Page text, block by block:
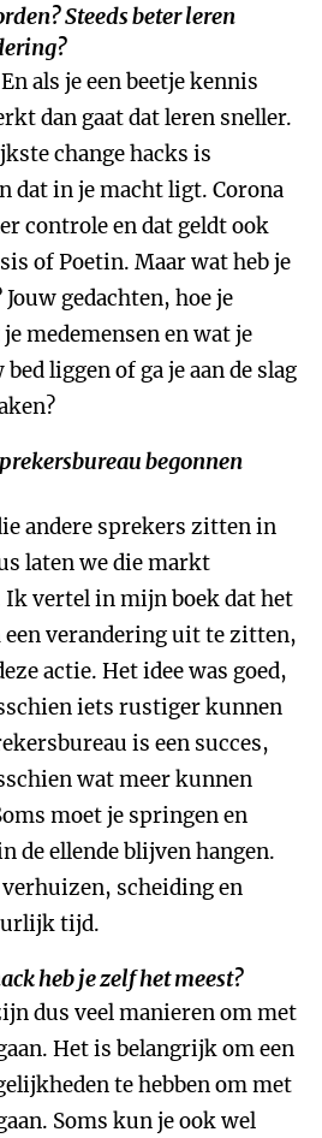
Steeds beter leren
als je een beetje kennis
dan gaat dat leren sneller.
change hacks is
dat in je macht ligt. Corona
controle en dat geldt ook
of Poetin. Maar wat heb je
gedachten, hoe je
medemensen en wat je
liggen of ga je aan de slag
begonnen
andere sprekers zitten in
laten we die markt
vertel in mijn boek dat het
een verandering uit te zitten,
actie. Het idee was goed,
iets rustiger kunnen
is een succes,
wat meer kunnen
moet je springen en
de ellende blijven hangen.
scheiding en
tijd.
heb je zelf het meest?
dus veel manieren om met
Het is belangrijk om een
te hebben om met
Soms kun je ook wel